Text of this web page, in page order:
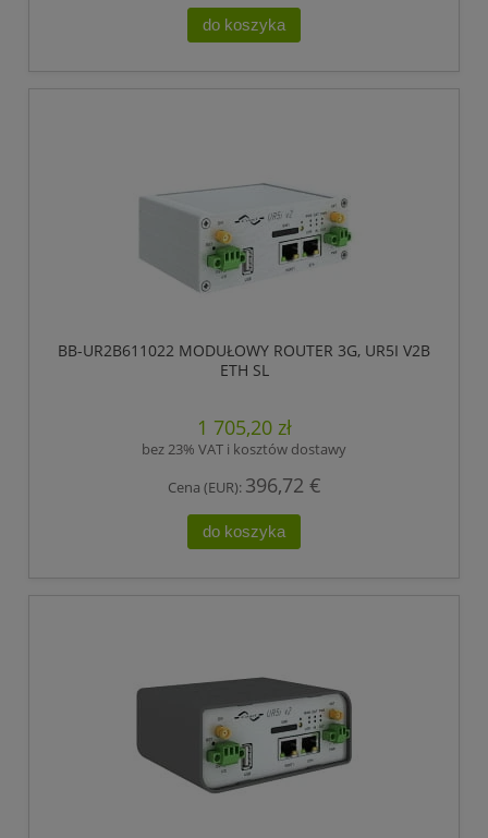
do koszyka
BB-UR2B611022 MODUŁOWY ROUTER 3G, UR5I V2B
ETH SL
1 705,20 zł
bez 23% VAT i kosztów dostawy
Cena (EUR): 396,72 €
do koszyka